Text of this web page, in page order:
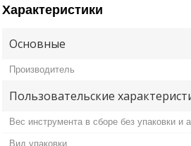
Характеристики
Основные
Производитель
Пользовательские
Вес инструмента в сборе без упаковки и
Вид упаковки